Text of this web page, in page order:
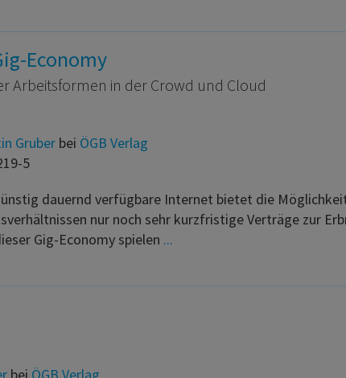
Economy
Arbeitsformen in der Crowd und Cloud
Gruber bei ÖGB Verlag
5
dauernd verfügbare Internet bietet die
nur noch sehr kurzfristige Verträge zur
Gig-Economy spielen ...
bei ÖGB Verlag